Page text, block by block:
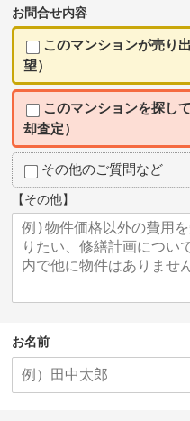
お問合せ内容
このマンションが売り
望）
このマンションを探し
却査定）
その他のご質問など
【その他】
お名前